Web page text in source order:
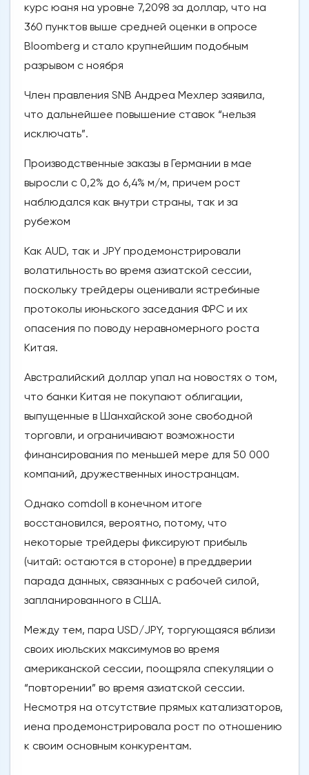
курс юаня на уровне 7,2098 за доллар, что на
360 пунктов выше средней оценки в опросе
Bloomberg и стало крупнейшим подобным
разрывом с ноября
Член правления SNB Андреа Мехлер заявила,
что дальнейшее повышение ставок “нельзя
исключать”.
Производственные заказы в Германии в мае
выросли с 0,2% до 6,4% м/м, причем рост
наблюдался как внутри страны, так и за
рубежом
Как AUD, так и JPY продемонстрировали
волатильность во время азиатской сессии,
поскольку трейдеры оценивали ястребиные
протоколы июньского заседания ФРС и их
опасения по поводу неравномерного роста
Китая.
Австралийский доллар упал на новостях о том,
что банки Китая не покупают облигации,
выпущенные в Шанхайской зоне свободной
торговли, и ограничивают возможности
финансирования по меньшей мере для 50 000
компаний, дружественных иностранцам.
Однако comdoll в конечном итоге
восстановился, вероятно, потому, что
некоторые трейдеры фиксируют прибыль
(читай: остаются в стороне) в преддверии
парада данных, связанных с рабочей силой,
запланированного в США.
Между тем, пара USD/JPY, торгующаяся вблизи
своих июльских максимумов во время
американской сессии, поощряла спекуляции о
“повторении” во время азиатской сессии.
Несмотря на отсутствие прямых катализаторов,
иена продемонстрировала рост по отношению
к своим основным конкурентам.